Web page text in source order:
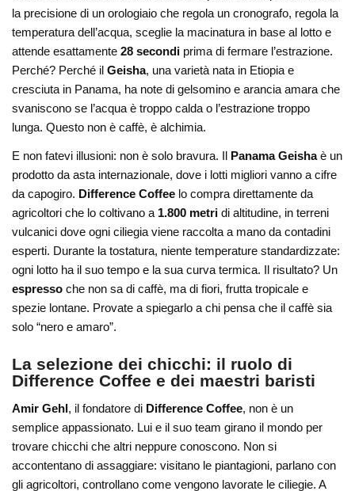
la precisione di un orologiaio che regola un cronografo, regola la
temperatura dell’acqua, sceglie la macinatura in base al lotto e
attende esattamente28 secondi prima di fermare l’estrazione.
Perché? Perché ilGeisha, una varietà nata in Etiopia e
cresciuta in Panama, ha note di gelsomino e arancia amara che
svaniscono se l’acqua è troppo calda o l’estrazione troppo
lunga. Questo non è caffè, è alchimia.
E non fatevi illusioni: non è solo bravura. Il Panama Geishaè un
prodotto da asta internazionale, dove i lotti migliori vanno a cifre
da capogiro. Difference Coffee lo compra direttamente da
agricoltori che lo coltivano a 1.800 metri di altitudine, in terreni
vulcanici dove ogni ciliegia viene raccolta a mano da contadini
esperti. Durante la tostatura, niente temperature standardizzate:
ogni lotto ha il suo tempo e la sua curva termica. Il risultato? Un
espresso che non sa di caffè, ma di fiori, frutta tropicale e
spezie lontane. Provate a spiegarlo a chi pensa che il caffè sia
solo “nero e amaro”.
La selezione dei chicchi: il ruolo di
Difference Coffee e dei maestri baristi
Amir Gehl, il fondatore di Difference Coffee, non è un
semplice appassionato. Lui e il suo team girano il mondo per
trovare chicchi che altri neppure conoscono. Non si
accontentano di assaggiare: visitano le piantagioni, parlano con
gli agricoltori, controllano come vengono lavorate le ciliegie. A